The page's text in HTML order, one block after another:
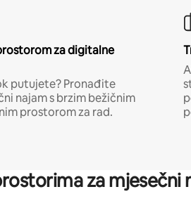
za digitalne
putujete? Pronađite
najam s brzim bežičnim
prostorom za rad.
za mjesečni